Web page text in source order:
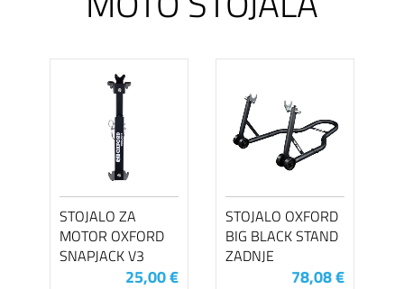
STOJALO ZA
MOTOR OXFORD
SNAPJACK V3
25,00 €
STOJALO OXFORD
BIG BLACK STAND
ZADNJE
78,08 €